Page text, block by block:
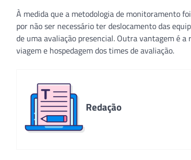
À medida que a metodologia de monitoramento
por não ser necessário ter deslocamento das
de uma avaliação presencial. Outra vantagem é
viagem e hospedagem dos times de avaliação.
Redação